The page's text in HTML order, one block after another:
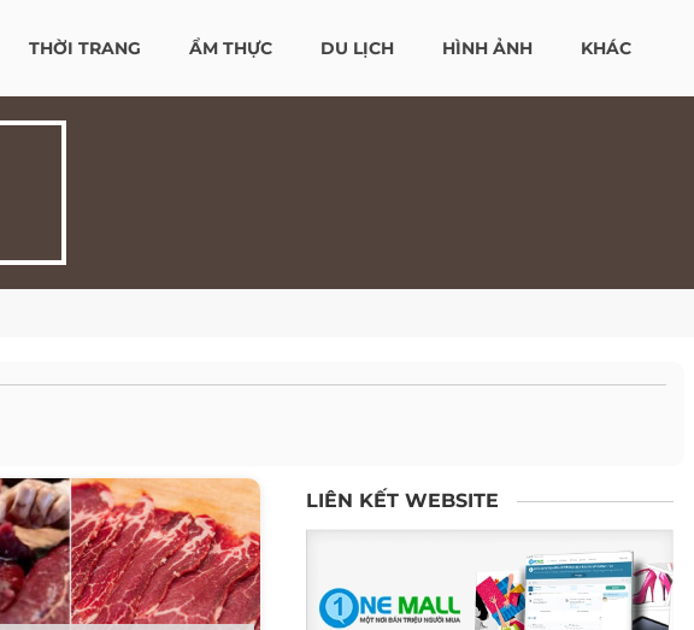
THỜI TRANG ẨM THỰC DU LỊCH HÌNH ẢNH KHÁC
LIÊN KẾT WEBSITE